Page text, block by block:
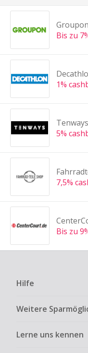
Groupon
Bis zu
1%
Tenways
5%
7,5%
Bis zu
Hilfe
Weitere
Lerne uns kennen